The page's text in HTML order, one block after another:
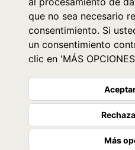
que no sea necesario
consentimiento. Si
un consentimiento
clic en 'MÁS
Más